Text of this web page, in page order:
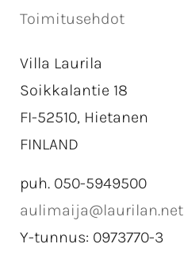
Toimitusehdot
Villa Laurila
Soikkalantie 18
FI-52510, Hietanen
FINLAND
puh. 050-5949500
aulimaija@laurilan.net
Y-tunnus: 0973770-3